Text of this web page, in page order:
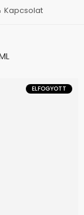
Kapcsolat
ELFOGYOTT